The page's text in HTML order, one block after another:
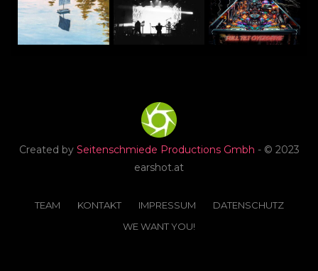
Created by Seitenschmiede Productions Gmbh - © 2023
earshot.at
TEAM KONTAKT IMPRESSUM
DATENSCHUTZ
WE WANT YOU!